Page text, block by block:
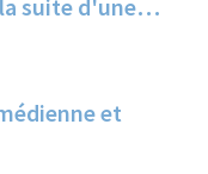
suite d'une
et